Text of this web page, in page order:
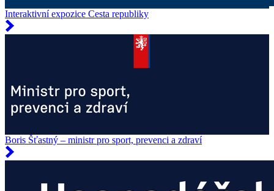
Interaktivní expozice Cesta republiky
Boris Šťastný – ministr pro sport, prevenci a zdraví